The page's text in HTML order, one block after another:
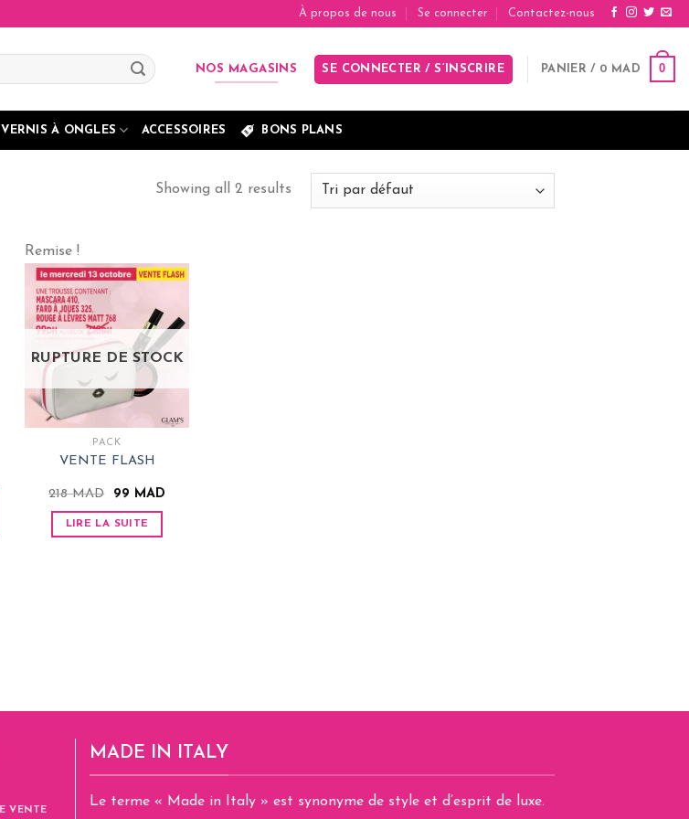
À propos de nous Se connecter Contactez-nous
NOS MAGASINS SE CONNECTER / S’INSCRIRE PANIER / 0 MAD 0
VERNIS À ONGLES ACCESSOIRES BONS PLANS
Showing all 2 results
Remise !
RUPTURE DE STOCK
PACK
VENTE FLASH
218MAD
Le
initial
99 MADLe
LIRE LA SUITE
VENTE
MADE IN ITALY
Le terme « Made in Italy » est synonyme de style et d’esprit de luxe.